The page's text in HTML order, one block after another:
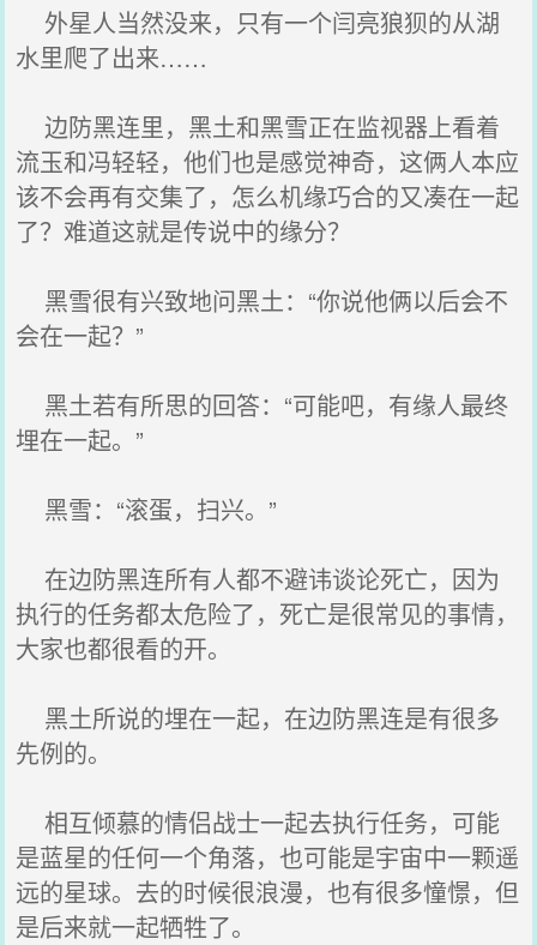
外星人当然没来，只有一个闫亮狼狈的从湖
水里爬了出来……
边防黑连里，黑土和黑雪正在监视器上看着
流玉和冯轻轻，他们也是感觉神奇，这俩人本应
该不会再有交集了，怎么机缘巧合的又凑在一起
了？难道这就是传说中的缘分？
黑雪很有兴致地问黑土：“你说他俩以后会不
会在一起？”
黑土若有所思的回答：“可能吧，有缘人最终
埋在一起。”
黑雪：“滚蛋，扫兴。”
在边防黑连所有人都不避讳谈论死亡，因为
执行的任务都太危险了，死亡是很常见的事情，
大家也都很看的开。
黑土所说的埋在一起，在边防黑连是有很多
先例的。
相互倾慕的情侣战士一起去执行任务，可能
是蓝星的任何一个角落，也可能是宇宙中一颗遥
远的星球。去的时候很浪漫，也有很多憧憬，但
是后来就一起牺牲了。